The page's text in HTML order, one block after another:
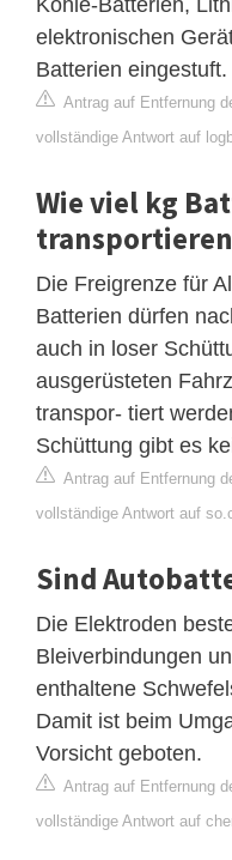
elektronischen
Batterien eingestuft.
Antrag auf Entfernung
vollständige Antwort auf
Wie viel kg
Die Freigrenze für
Batterien dürfen
auch in loser
ausgerüsteten
transpor- tiert
Schüttung gibt es
Antrag auf Entfernung
vollständige Antwort auf
Sind
Die Elektroden
Bleiverbindungen
enthaltene
Damit ist beim
Vorsicht geboten.
Antrag auf Entfernung
vollständige Antwort auf